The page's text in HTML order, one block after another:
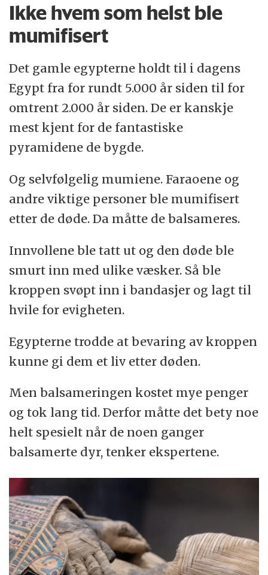
Ikke hvem som helst ble
mumifisert
Det gamle egypterne holdt til i dagens
Egypt fra for rundt 5.000 år siden til for
omtrent 2.000 år siden. De er kanskje
mest kjent for de fantastiske
pyramidene de bygde.
Og selvfølgelig mumiene. Faraoene og
andre viktige personer ble mumifisert
etter de døde. Da måtte de balsameres.
Innvollene ble tatt ut og den døde ble
smurt inn med ulike væsker. Så ble
kroppen svøpt inn i bandasjer og lagt til
hvile for evigheten.
Egypterne trodde at bevaring av kroppen
kunne gi dem et liv etter døden.
Men balsameringen kostet mye penger
og tok lang tid. Derfor måtte det bety noe
helt spesielt når de noen ganger
balsamerte dyr, tenker ekspertene.